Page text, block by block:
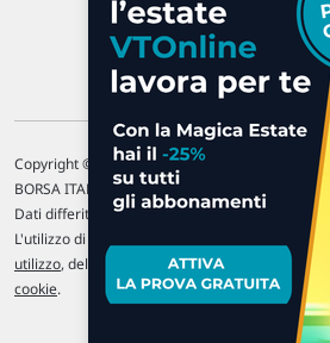
Contattaci
Copyright © 1996-2026 Traderlink Italia s.r.l.
BORSA ITALIANA Quotazioni di borsa differite
Dati differiti di 15 min. (fonte Intrinio) / FOREX
L'utilizzo di questo sito implica l'accettazione
utilizzo, del Disclaimer MAR, delle Politiche
cookie.